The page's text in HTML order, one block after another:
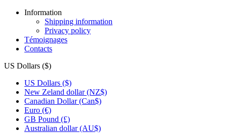
Information
Shipping information
Privacy policy
Témoignages
Contacts
US Dollars ($)
US Dollars ($)
New Zeland dollar (NZ$)
Canadian Dollar (Can$)
Euro (€)
GB Pound (£)
Australian dollar (AU$)